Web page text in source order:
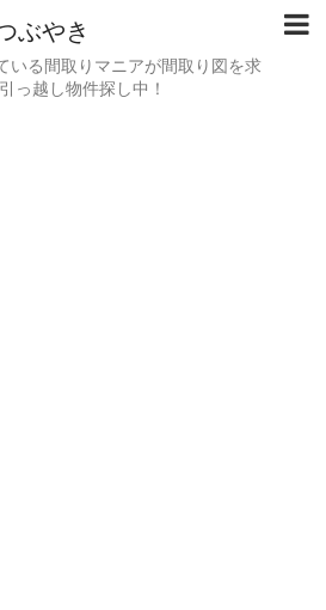
ぶやき
いる間取りマニアが間取り図を求
っ越し物件探し中！